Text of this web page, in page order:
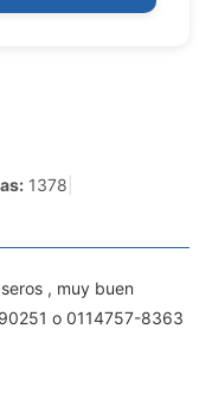
1378
, muy buen
o 0114757-8363